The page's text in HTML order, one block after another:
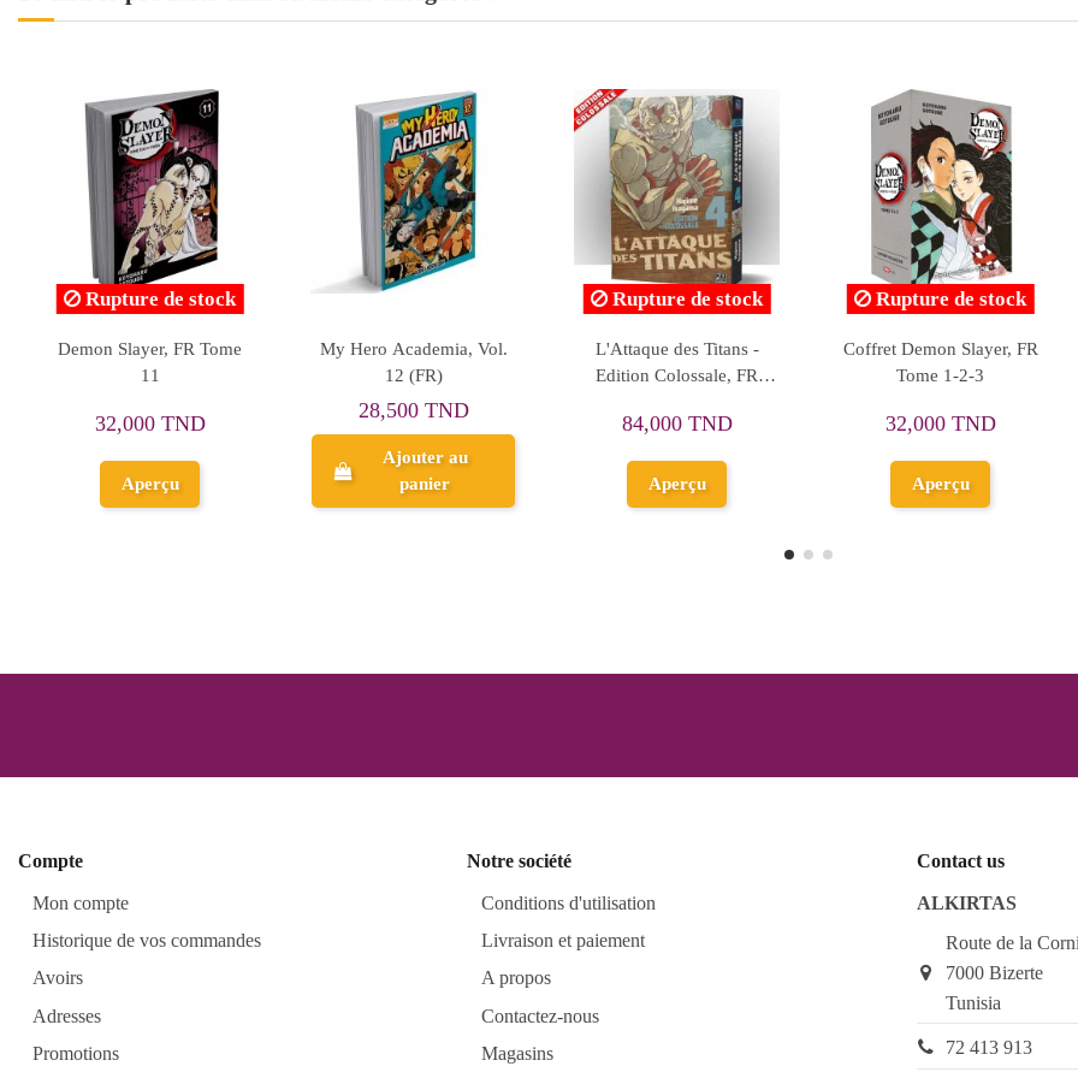
Academia,
StarCraft Ghost Academy,
Ajouter au
My Hero Academia, Vol.
Rupture de stock
Naruto Fr Tome 64
Compte
Mon compte
Historique de vos commandes
Avoirs
Adresses
Promotions
Notre société
Conditions d'utilisation
Livraison et paiement
A propos
Contactez-nous
Magasins
Contact us
ALKIRTAS
Route de la
7000 Bizerte
Tunisia
72 413 913